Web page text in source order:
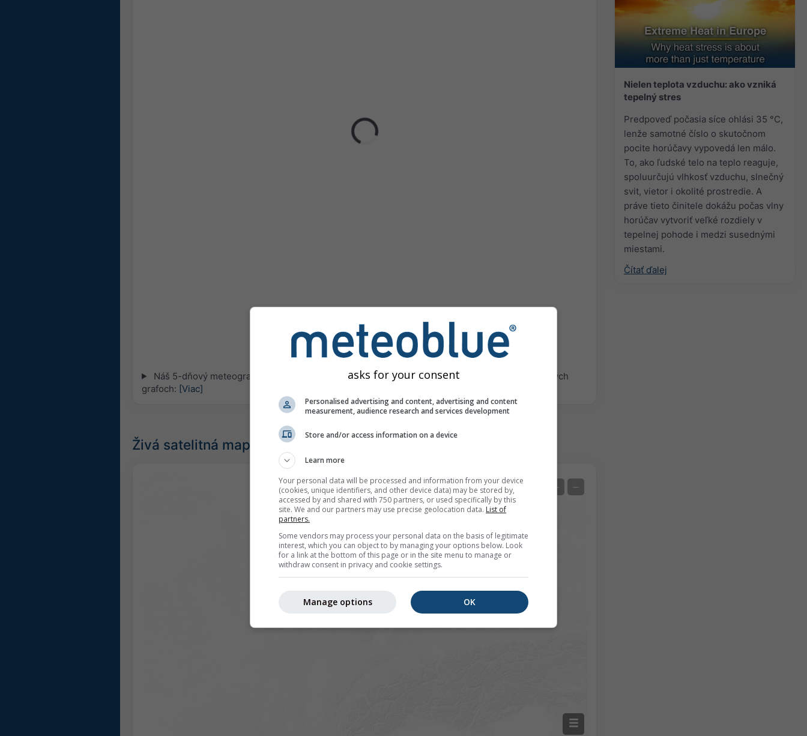
Nielen teplota vzduchu: ako vzniká
tepelný stres
Predpoveď počasia síce ohlási 35 °C,
lenže samotné číslo o skutočnom
pocite horúčavy vypovedá len málo.
To, ako ľudské telo na teplo reaguje,
spoluurčujú vlhkosť vzduchu, slnečný
svit, vietor i okolité prostredie. A
práve tieto činitele dokážu počas vlny
horúčav vytvoriť veľké rozdiely v
tepelnej pohode i medzi susednými
miestami.
Čítať ďalej
Náš 5-dňový meteogram pre Ballon d'Alsace ponúka všetky informácie o počasí v 3 jednoduchých
grafoch: [Viac]
Živá satelitná mapa, Francúzsko
+ −
asks for your consent
Personalised advertising and content, advertising and content
measurement, audience research and services development
Store and/or access information on a device
Learn more
Your personal data will be processed and information from your device
(cookies, unique identifiers, and other device data) may be stored by,
accessed by and shared with 750 partners, or used specifically by this
site. We and our partners may use precise geolocation data. List of
partners.
Some vendors may process your personal data on the basis of legitimate
interest, which you can object to by managing your options below. Look
for a link at the bottom of this page or in the site menu to manage or
withdraw consent in privacy and cookie settings.
OK
Manage options